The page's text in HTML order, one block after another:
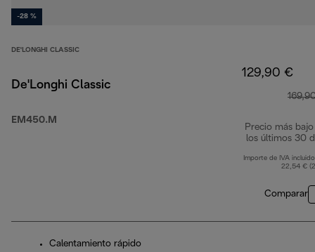
-28 %
DE'LONGHI CLASSIC
De'Longhi Classic
EM450.M
129,90 €
Precio más bajo
los últimos 30
Importe de IVA
22,54 €
Comparar
Calentamiento rápido